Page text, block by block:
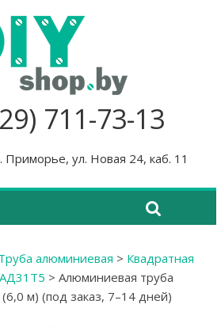
711-73-13
ул. Новая 24, каб. 11
алюминиевая > Квадратная
> Алюминиевая труба
м) (под заказ, 7–14 дней)